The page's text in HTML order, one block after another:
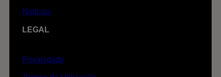
Notícias
LEGAL
Privacidade